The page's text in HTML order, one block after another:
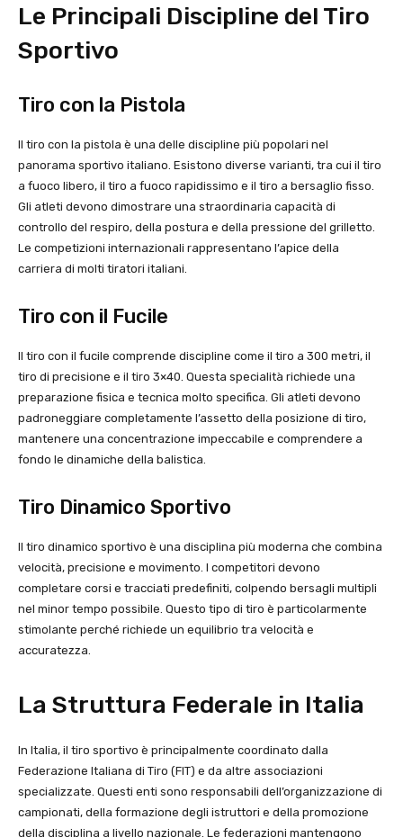
Le Principali Discipline del Tiro
Sportivo
Tiro con la Pistola
Il tiro con la pistola è una delle discipline più popolari nel
panorama sportivo italiano. Esistono diverse varianti, tra cui il tiro
a fuoco libero, il tiro a fuoco rapidissimo e il tiro a bersaglio fisso.
Gli atleti devono dimostrare una straordinaria capacità di
controllo del respiro, della postura e della pressione del grilletto.
Le competizioni internazionali rappresentano l’apice della
carriera di molti tiratori italiani.
Tiro con il Fucile
Il tiro con il fucile comprende discipline come il tiro a 300 metri, il
tiro di precisione e il tiro 3×40. Questa specialità richiede una
preparazione fisica e tecnica molto specifica. Gli atleti devono
padroneggiare completamente l’assetto della posizione di tiro,
mantenere una concentrazione impeccabile e comprendere a
fondo le dinamiche della balistica.
Tiro Dinamico Sportivo
Il tiro dinamico sportivo è una disciplina più moderna che combina
velocità, precisione e movimento. I competitori devono
completare corsi e tracciati predefiniti, colpendo bersagli multipli
nel minor tempo possibile. Questo tipo di tiro è particolarmente
stimolante perché richiede un equilibrio tra velocità e
accuratezza.
La Struttura Federale in Italia
In Italia, il tiro sportivo è principalmente coordinato dalla
Federazione Italiana di Tiro (FIT) e da altre associazioni
specializzate. Questi enti sono responsabili dell’organizzazione di
campionati, della formazione degli istruttori e della promozione
della disciplina a livello nazionale. Le federazioni mantengono